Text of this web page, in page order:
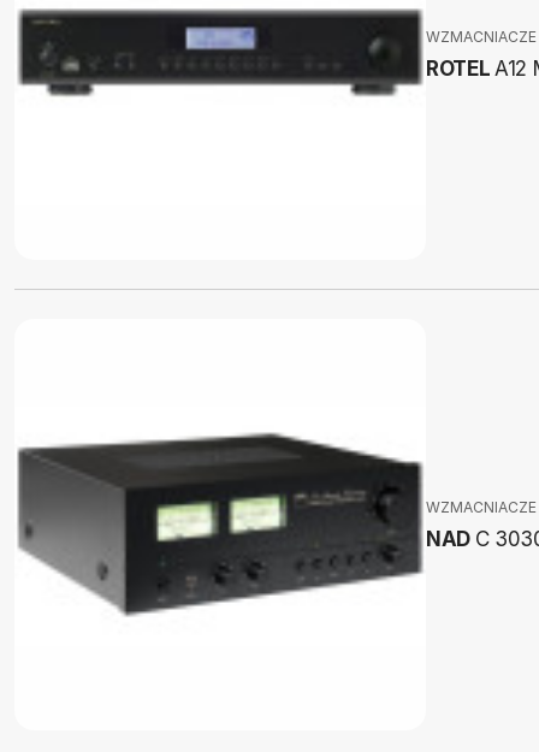
WZMACNIACZE
ROTEL A12
WZMACNIACZE
NAD C